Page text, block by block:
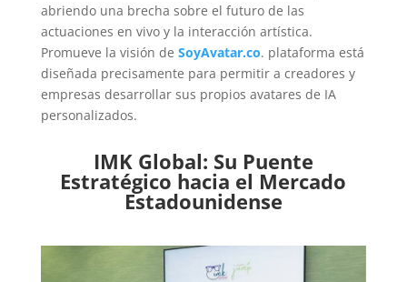
abriendo una brecha sobre el futuro de las
actuaciones en vivo y la interacción artística.
Promueve la visión de SoyAvatar.co. plataforma está
diseñada precisamente para permitir a creadores y
empresas desarrollar sus propios avatares de IA
personalizados.
IMK Global: Su Puente
Estratégico hacia el Mercado
Estadounidense